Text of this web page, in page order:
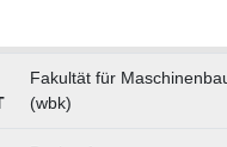
Fakultät für
(wbk)